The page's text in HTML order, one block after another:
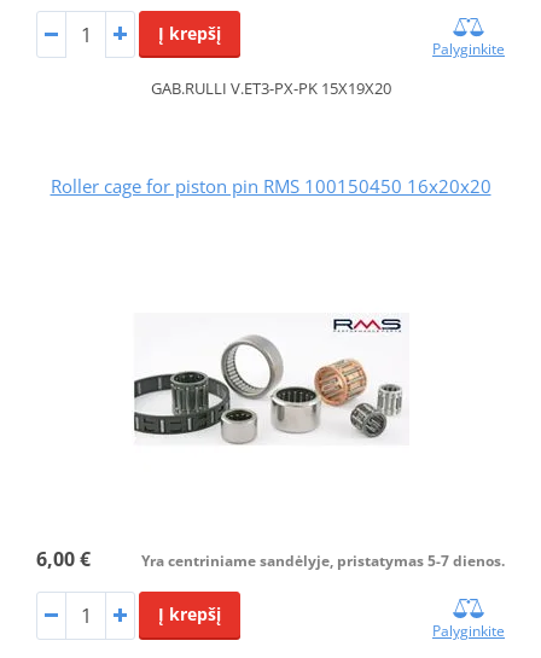
Į krepšį
Palyginkite
GAB.RULLI V.ET3-PX-PK 15X19X20
Roller cage for piston pin RMS 100150450 16x20x20
6,00 € Yra centriniame sandėlyje, pristatymas 5-7 dienos.
Į krepšį
Palyginkite